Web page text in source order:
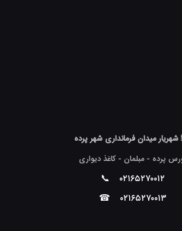
میدان فرمانداری شهر پرده
پرده - مبلمان - کاغذ دیواری
۰۲۱۶۵۲۷۰۰۱۲ 📞
۰۲۱۶۵۲۷۰۰۱۳ ☎